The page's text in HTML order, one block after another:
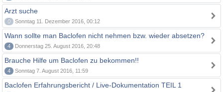
Arzt suche
0 Sonntag 11. Dezember 2016, 00:12
Wann sollte man Baclofen nicht nehmen bzw. wieder absetzen?
4 Donnerstag 25. August 2016, 20:48
Brauche Hilfe um Baclofen zu bekommen!!
4 Sonntag 7. August 2016, 11:59
Baclofen Erfahrungsbericht / Live-Dokumentation TEIL 1